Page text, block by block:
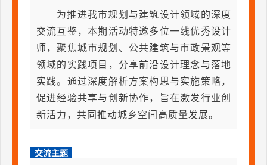
为推进我市规划与建筑设计领域的深度
交流互鉴，本期活动特邀多位一线优秀设计
师，聚焦城市规划、公共建筑与市政景观等
领域的实践项目，分享前沿设计理念与落地
实践。通过深度解析方案构思与实施策略，
促进经验共享与创新协作，旨在激发行业创
新活力，共同推动城乡空间高质量发展。
交流主题